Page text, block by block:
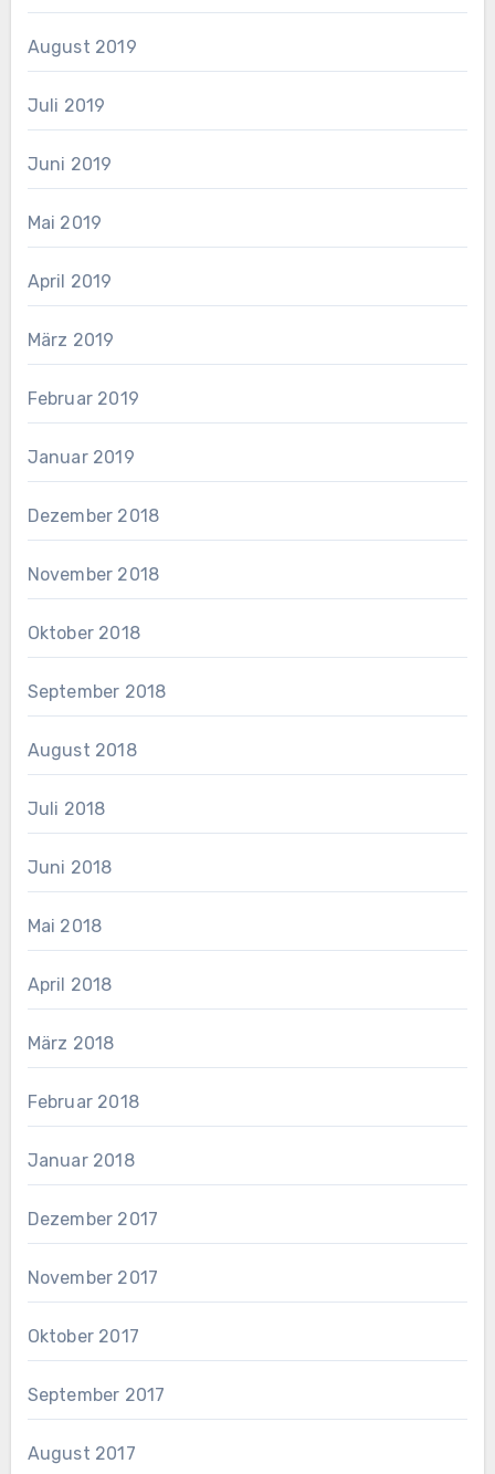
August 2019
Juli 2019
Juni 2019
Mai 2019
April 2019
März 2019
Februar 2019
Januar 2019
Dezember 2018
November 2018
Oktober 2018
September 2018
August 2018
Juli 2018
Juni 2018
Mai 2018
April 2018
März 2018
Februar 2018
Januar 2018
Dezember 2017
November 2017
Oktober 2017
September 2017
August 2017